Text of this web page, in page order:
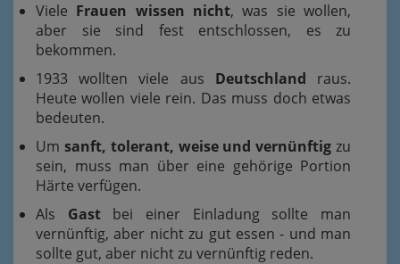
Viele Frauen wissen nicht, was sie wollen,
aber sie sind fest entschlossen, es zu
bekommen.
1933 wollten viele aus Deutschland raus.
Heute wollen viele rein. Das muss doch etwas
bedeuten.
Um sanft, tolerant, weise und vernünftig zu
sein, muss man über eine gehörige Portion
Härte verfügen.
Als Gastbei einer Einladung sollte man
vernünftig, aber nicht zu gut essen - und man
sollte gut, aber nicht zu vernünftig reden.